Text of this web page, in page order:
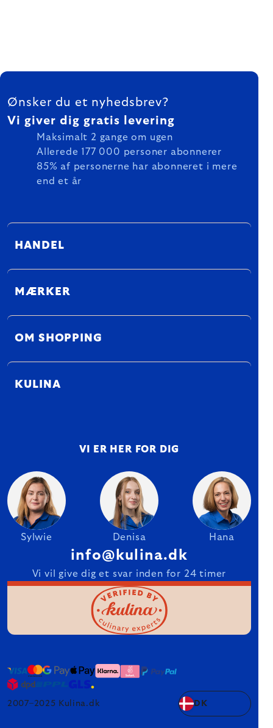
FOOTER
Ønsker du et nyhedsbrev?
Vi giver dig gratis levering
Maksimalt 2 gange om ugen
Allerede 177 000 personer abonnerer
85% af personerne har abonneret i mere
end et år
HANDEL
MÆRKER
OM SHOPPING
KULINA
VI ER HER FOR DIG
Sylwie Denisa Hana
info@kulina.dk
Vi vil give dig et svar inden for 24 timer
2007–2025 Kulina.dk DK